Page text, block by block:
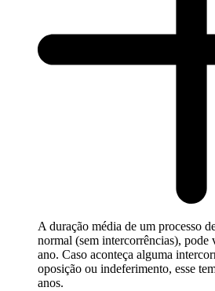
A duração média de um processo
normal (sem intercorrências), pode
ano. Caso aconteça alguma
oposição ou indeferimento, esse
anos.